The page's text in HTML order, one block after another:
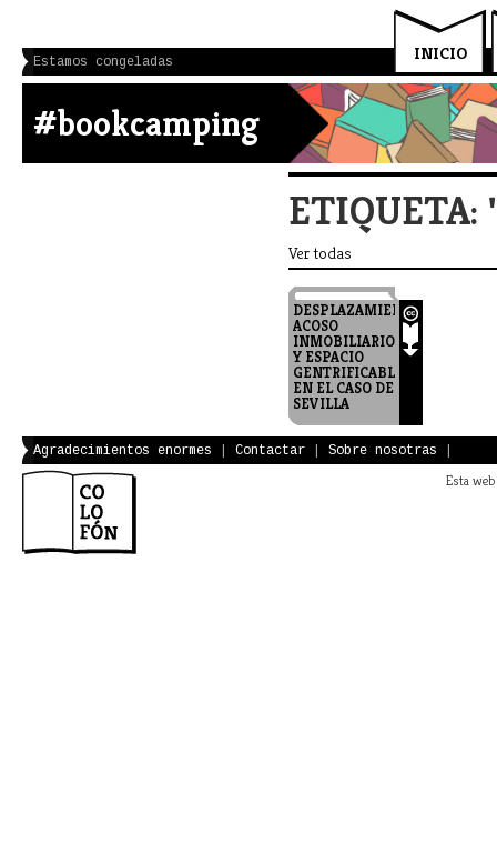
INICIO
Estamos congeladas
#bookcamping
ETIQUETA:
Ver todas
DESPLAZAMIENTO,
ACOSO
INMOBILIARIO
Y ESPACIO
GENTRIFICABLE
EN EL CASO DE
SEVILLA
2011 Ibán Díaz
Parra Encrucijadas.
Revista Crítica de
Ciencias Sociales
Agradecimientos enormes Contactar Sobre nosotras
Esta